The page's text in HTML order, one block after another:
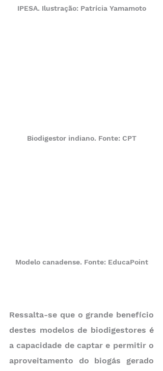
IPESA. Ilustração: Patrícia Yamamoto
Biodigestor indiano. Fonte: CPT
Modelo canadense. Fonte: EducaPoint
Ressalta-se que o grande benefício
destes modelos de biodigestores é
a capacidade de captar e permitir o
aproveitamento do biogás gerado